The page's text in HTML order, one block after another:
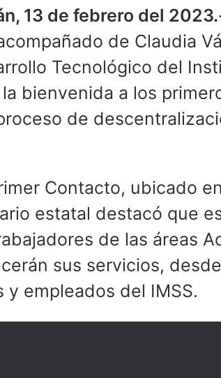
13 de febrero del
de Claudia
Tecnológico del
bienvenida a los
de
Contacto, ubicado
estatal destacó que
de las áreas
sus servicios,
empleados del IMSS.